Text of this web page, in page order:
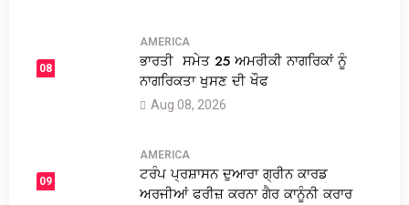
08
AMERICA
ਭਾਰਤੀ ਸਮੇਤ 25 ਅਮਰੀਕੀ ਨਾਗਰਿਕਾਂ ਨੂੰ
ਨਾਗਰਿਕਤਾ ਖੁਸਣ ਦੀ ਖੌਫ
Aug 08, 2026
09
AMERICA
ਟਰੰਪ ਪ੍ਰਸ਼ਾਸਨ ਦੁਆਰਾ ਗ੍ਰੀਨ ਕਾਰਡ
ਅਰਜੀਆਂ ਫਰੀਜ਼ ਕਰਨਾ ਗੈਰ ਕਾਨੂੰਨੀ ਕਰਾਰ